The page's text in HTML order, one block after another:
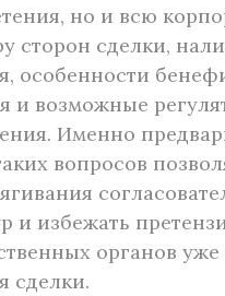
но и всю
сторон сделки,
особенности
и возможные
Именно
вопросов
и избежать
органов уже
сделки.